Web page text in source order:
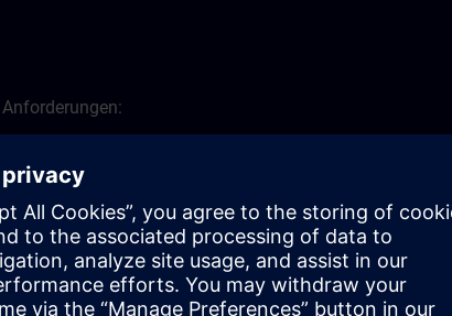
Anforderungen:
Internetverbindung:
Bei stabiler Internetverbindung ist eine
Mbit/s erforderlich.